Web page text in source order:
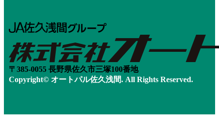
〒385-0055 長野県佐久市三塚100番地
Copyright© オートパル佐久浅間. All Rights Reserved.